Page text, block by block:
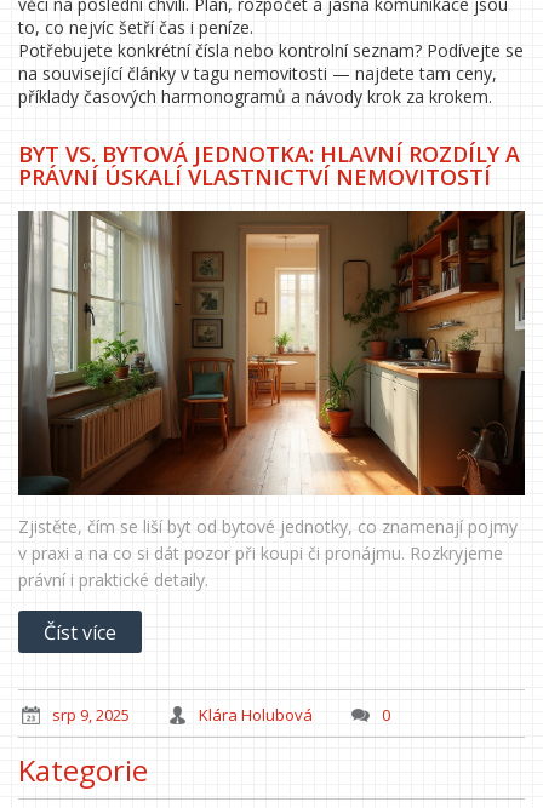
to, co nejvíc šetří čas i peníze.
Potřebujete konkrétní čísla nebo kontrolní seznam? Podívejte se
na související články v tagu nemovitosti — najdete tam ceny,
příklady časových harmonogramů a návody krok za krokem.
BYT VS. BYTOVÁ JEDNOTKA: HLAVNÍ ROZDÍLY A
PRÁVNÍ ÚSKALÍ VLASTNICTVÍ NEMOVITOSTÍ
Zjistěte, čím se liší byt od bytové jednotky, co znamenají pojmy
v praxi a na co si dát pozor při koupi či pronájmu. Rozkryjeme
právní i praktické detaily.
Číst více
srp 9, 2025 Klára Holubová 0
Kategorie